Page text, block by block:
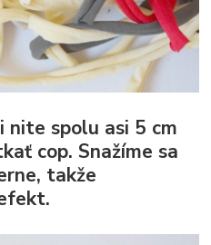
nite spolu asi 5 cm
cop. Snažíme sa
takže